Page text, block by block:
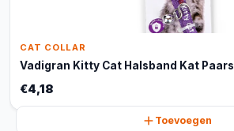
CAT COLLAR
Vadigran Kitty Cat Halsband Kat Paars
€4,18
Toevoegen